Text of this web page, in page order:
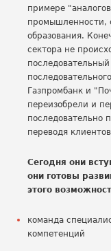
примере
промышленности,
образования.
сектора не
Газпромбанк и
переизобрели и
последовательно
переводя
Сегодня они
они готовы
этого
команда
компетенций